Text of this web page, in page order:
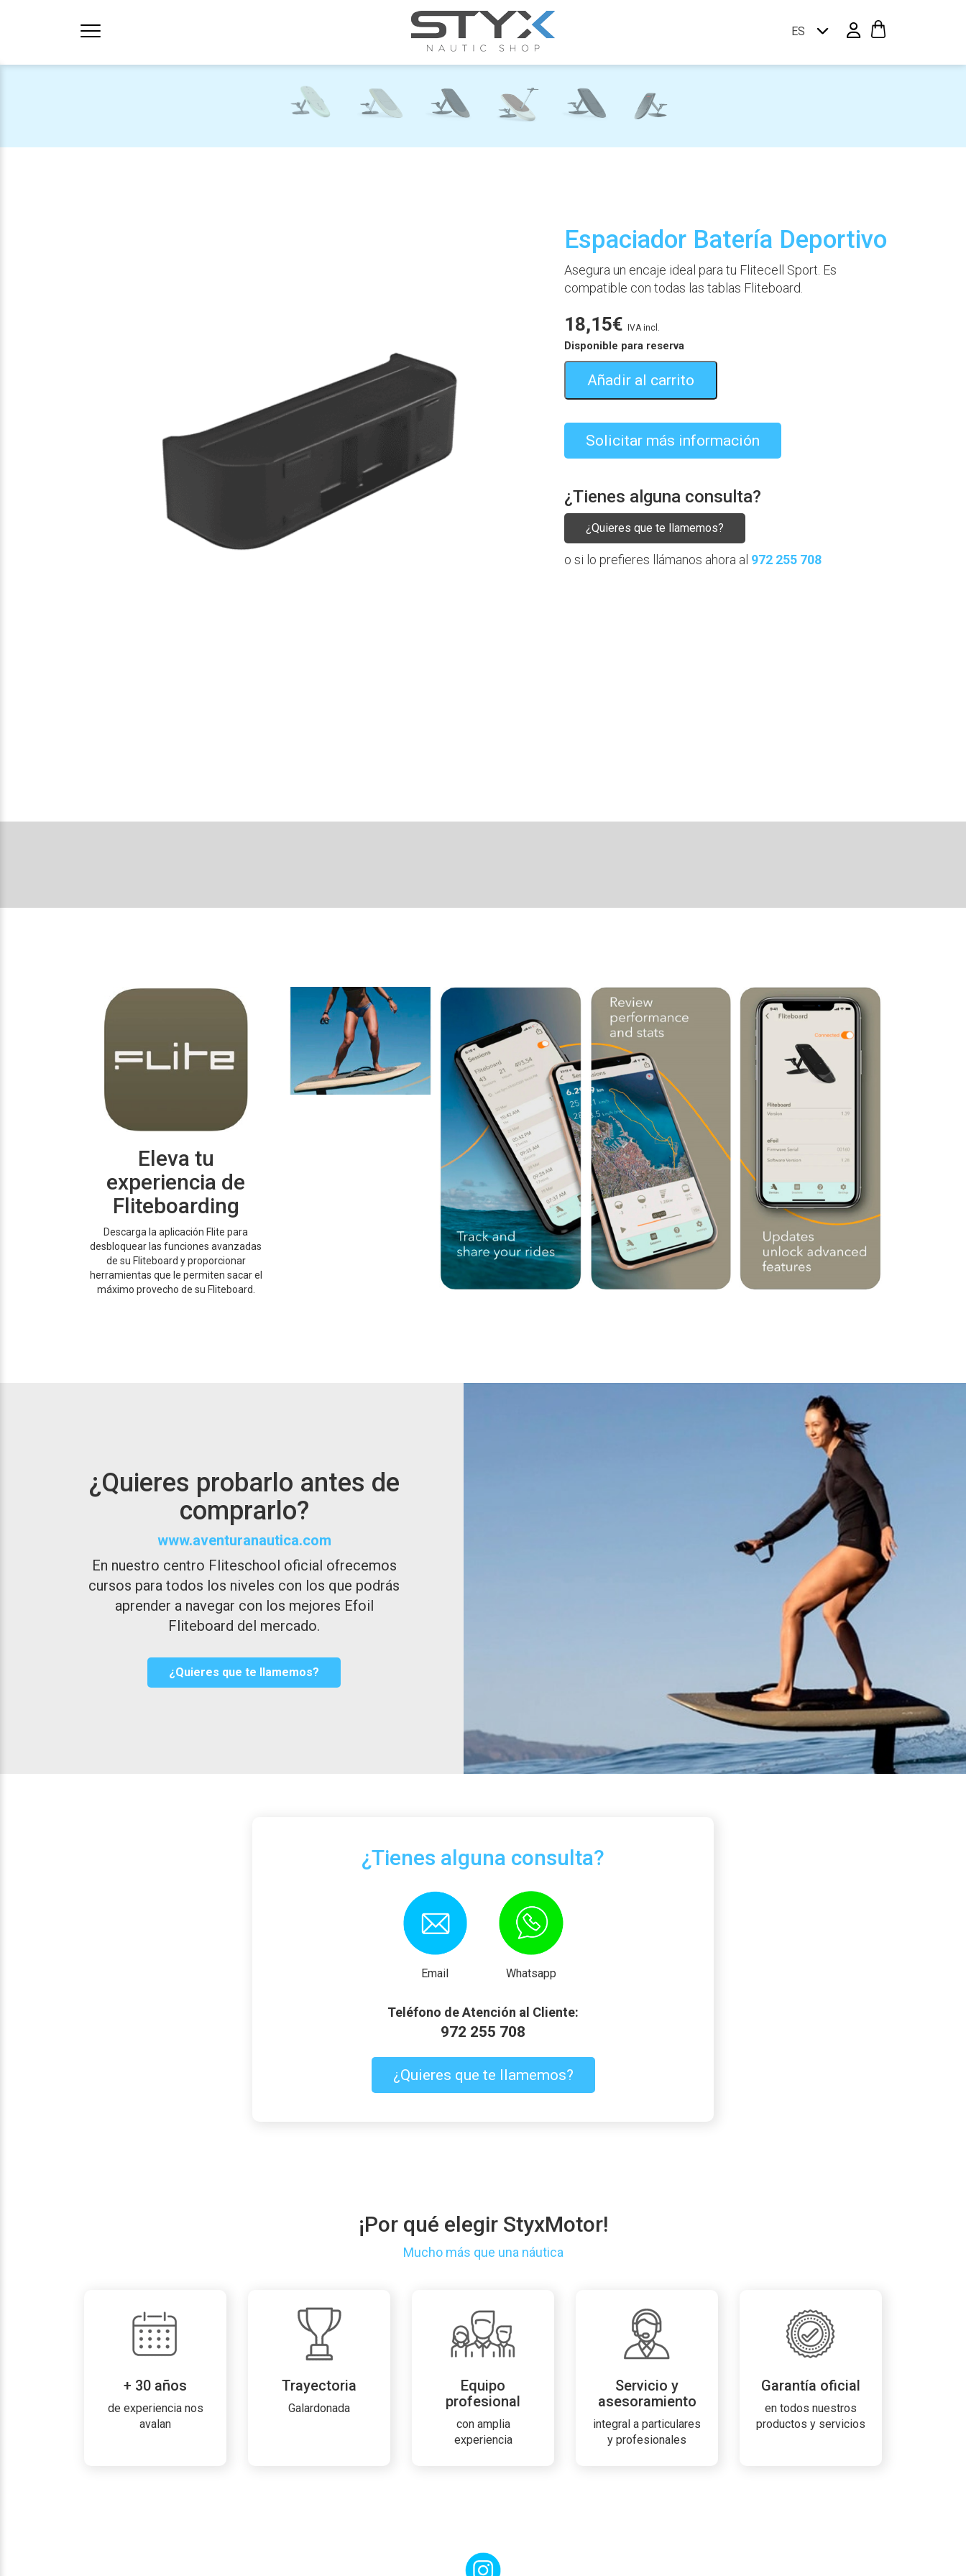
ES
Espaciador Batería Deportivo
Asegura un encaje ideal para tu Flitecell Sport. Es
compatible con todas las tablas Fliteboard.
18,15€ IVA incl.
Disponible para reserva
Añadir al carrito
Solicitar más información
¿Tienes alguna consulta?
¿Quieres que te llamemos?
o si lo prefieres llámanos ahora al 972 255 708
Eleva tu
experiencia de
Fliteboarding
Descarga la aplicación Flite para
desbloquear las funciones avanzadas
de su Fliteboard y proporcionar
herramientas que le permiten sacar el
máximo provecho de su Fliteboard.
¿Quieres probarlo antes de
comprarlo?
www.aventuranautica.com
En nuestro centro Fliteschool oficial ofrecemos
cursos para todos los niveles con los que podrás
aprender a navegar con los mejores Efoil
Fliteboard del mercado.
¿Quieres que te llamemos?
¿Tienes alguna consulta?
Email Whatsapp
Teléfono de Atención al Cliente:
972 255 708
¿Quieres que te llamemos?
¡Por qué elegir StyxMotor!
Mucho más que una náutica
+ 30 años
de experiencia nos
avalan
Trayectoria
Galardonada
Equipo
profesional
con amplia
experiencia
Servicio y
asesoramiento
integral a particulares
y profesionales
Garantía oficial
en todos nuestros
productos y servicios